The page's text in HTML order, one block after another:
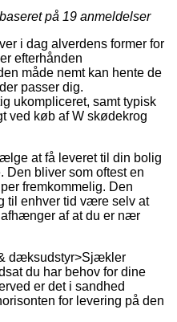
på 19 anmeldelser
i dag alverdens former for
efterhånden
måde nemt kan hente de
passer dig.
ukompliceret, samt typisk
ved køb af W skødekrog
at få leveret til din bolig
Den bliver som oftest en
fremkommelig. Den
til enhver tid være selv at
af at du er nær
dæksudstyr>Sjækler
du har behov for dine
er det i sandhed
for levering på den